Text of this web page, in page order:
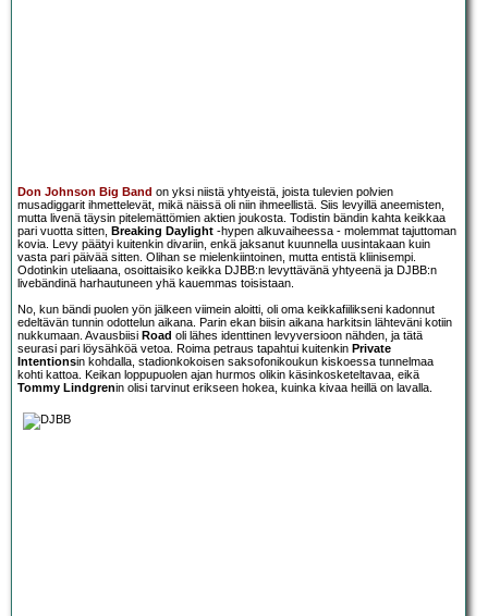
Don Johnson Big Band on yksi niistä yhtyeistä, joista tulevien polvien
musadiggarit ihmettelevät, mikä näissä oli niin ihmeellistä. Siis levyillä aneemisten,
mutta livenä täysin pitelemättömien aktien joukosta. Todistin bändin kahta keikkaa
pari vuotta sitten, Breaking Daylight -hypen alkuvaiheessa - molemmat tajuttoman
kovia. Levy päätyi kuitenkin divariin, enkä jaksanut kuunnella uusintakaan kuin
vasta pari päivää sitten. Olihan se mielenkiintoinen, mutta entistä kliinisempi.
Odotinkin uteliaana, osoittaisiko keikka DJBB:n levyttävänä yhtyeenä ja DJBB:n
livebändinä harhautuneen yhä kauemmas toisistaan.
No, kun bändi puolen yön jälkeen viimein aloitti, oli oma keikkafiilikseni kadonnut
edeltävän tunnin odottelun aikana. Parin ekan biisin aikana harkitsin lähteväni kotiin
nukkumaan. Avausbiisi Road oli lähes identtinen levyversioon nähden, ja tätä
seurasi pari löysähköä vetoa. Roima petraus tapahtui kuitenkin Private
Intentionsin kohdalla, stadionkokoisen saksofonikoukun kiskoessa tunnelmaa
kohti kattoa. Keikan loppupuolen ajan hurmos olikin käsinkosketeltavaa, eikä
Tommy Lindgrenin olisi tarvinut erikseen hokea, kuinka kivaa heillä on lavalla.